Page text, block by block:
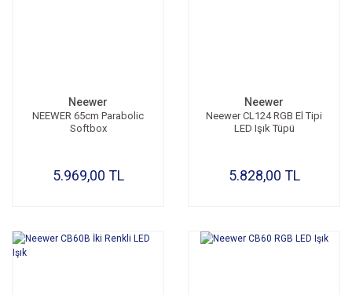
Neewer
NEEWER 65cm Parabolic
Softbox
5.969,00 TL
Neewer
Neewer CL124 RGB El Tipi
LED Işık Tüpü
5.828,00 TL